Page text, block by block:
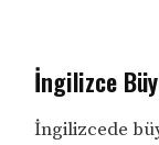
İngilizce
İngilizcede